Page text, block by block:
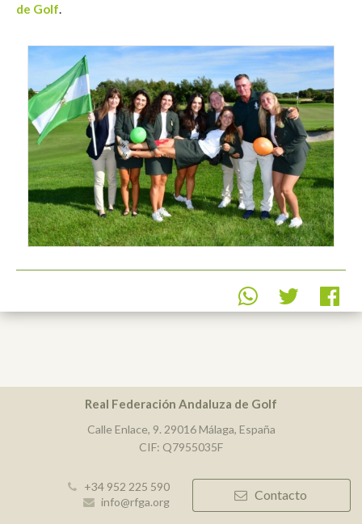
de Golf.
Real Federación Andaluza de Golf
Calle Enlace, 9. 29016 Málaga, España
CIF: Q7955035F
+34 952 225 590
info@rfga.org
Contacto